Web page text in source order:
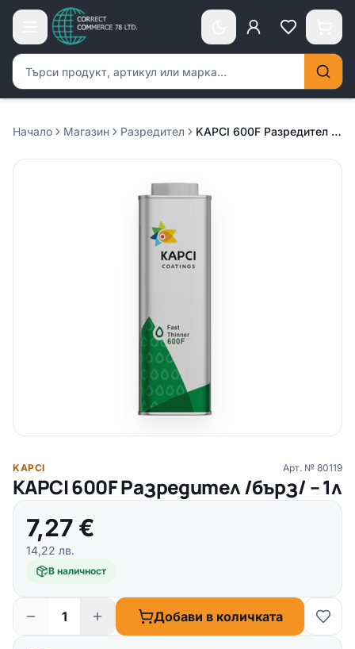
Търсене на продукти
Начало Магазин Разредител KAPCI 600F Разредител /бърз/ – 1л
KAPCI Арт. № 80119
KAPCI 600F Разредител /бърз/ – 1л
7,27 €
14,22 лв.
В наличност
Добави в количката